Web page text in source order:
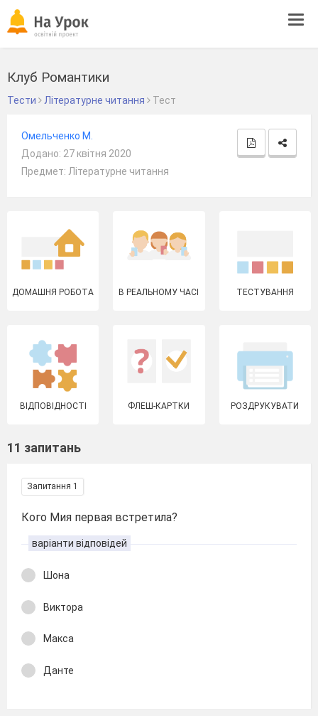
Клуб Романтики
Тести Літературне читання Тест
Омельченко М.
Додано: 27 квітня 2020
Предмет: Літературне читання
ДОМАШНЯ РОБОТА В РЕАЛЬНОМУ ЧАСІ ТЕСТУВАННЯ
ВІДПОВІДНОСТІ ФЛЕШ-КАРТКИ РОЗДРУКУВАТИ
11 запитань
Запитання 1
Кого Мия первая встретила?
варіанти відповідей
Шона
Виктора
Макса
Данте